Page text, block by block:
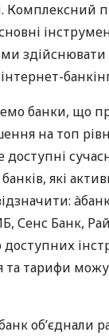
Комплексний
банки, що
на топ
доступні
які
Сенс Банк,
доступних
та тарифи
об’єднали